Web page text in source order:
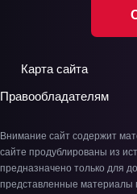
Карта сайта
Правообладателям
Внимание сайт содержит
сайте продублированы из
предназначено только для
представленные материалы